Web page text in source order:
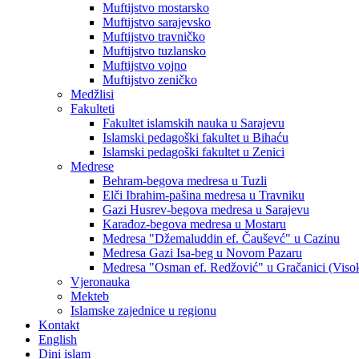
Muftijstvo mostarsko
Muftijstvo sarajevsko
Muftijstvo travničko
Muftijstvo tuzlansko
Muftijstvo vojno
Muftijstvo zeničko
Medžlisi
Fakulteti
Fakultet islamskih nauka u Sarajevu
Islamski pedagoški fakultet u Bihaću
Islamski pedagoški fakultet u Zenici
Medrese
Behram-begova medresa u Tuzli
Elči Ibrahim-pašina medresa u Travniku
Gazi Husrev-begova medresa u Sarajevu
Karađoz-begova medresa u Mostaru
Medresa "Džemaluddin ef. Čauševć" u Cazinu
Medresa Gazi Isa-beg u Novom Pazaru
Medresa "Osman ef. Redžović" u Gračanici
Vjeronauka
Mekteb
Islamske zajednice u regionu
Kontakt
English
Dini islam